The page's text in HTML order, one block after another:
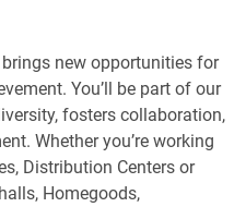
new opportunities for
You’ll be part of our
fosters collaboration,
Whether you’re working
Distribution Centers or
Homegoods,